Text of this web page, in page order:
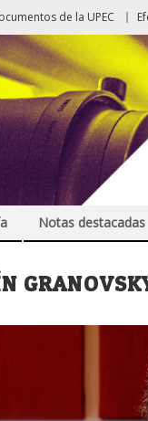
de la UPEC
Notas destacadas